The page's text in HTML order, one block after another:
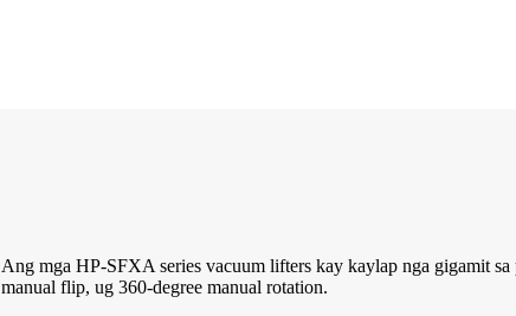
Ang mga HP-SFXA series vacuum lifters kay kaylap nga gigamit
manual flip, ug 360-degree manual rotation.